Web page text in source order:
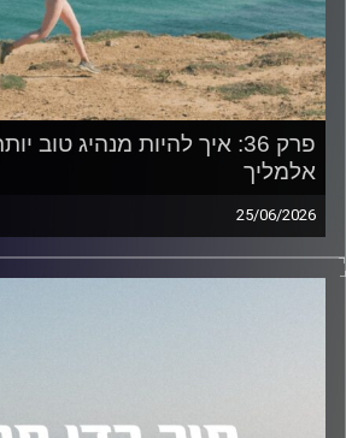
פרק 36: איך להיות מנהיג
אלמליך
25/06/2026
בפרק 36, אנחנו צוללים אל תוך עולם
הפעם התארח אצלי ד״ר מאור אלימלך,
ארגונית תעסוקתית באוניברסיטת אריאל